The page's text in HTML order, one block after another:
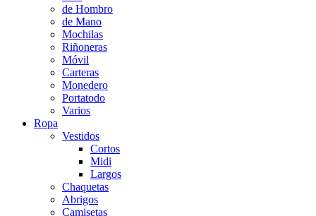
de Hombro
de Mano
Mochilas
Riñoneras
Móvil
Carteras
Monedero
Portatodo
Varios
Ropa
Vestidos
Cortos
Midi
Largos
Chaquetas
Abrigos
Camisetas